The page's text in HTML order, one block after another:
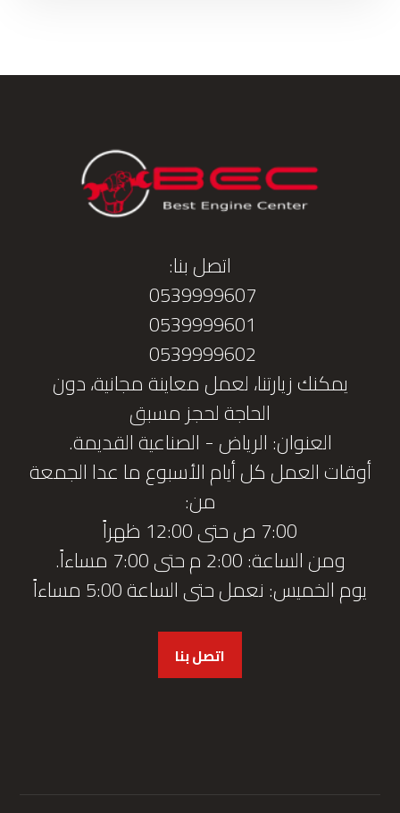
اتصل بنا:
0539999607
0539999601
0539999602
يمكنك زيارتنا، لعمل معاينة مجانية، دون
الحاجة لحجز مسبق
العنوان: الرياض - الصناعية القديمة.
أوقات العمل كل أيام الأسبوع ما عدا الجمعة
من:
7:00 ص حتى 12:00 ظهراً
ومن الساعة: 2:00 م حتى 7:00 مساءاً.
يوم الخميس: نعمل حتى الساعة 5:00 مساءاً
اتصل بنا